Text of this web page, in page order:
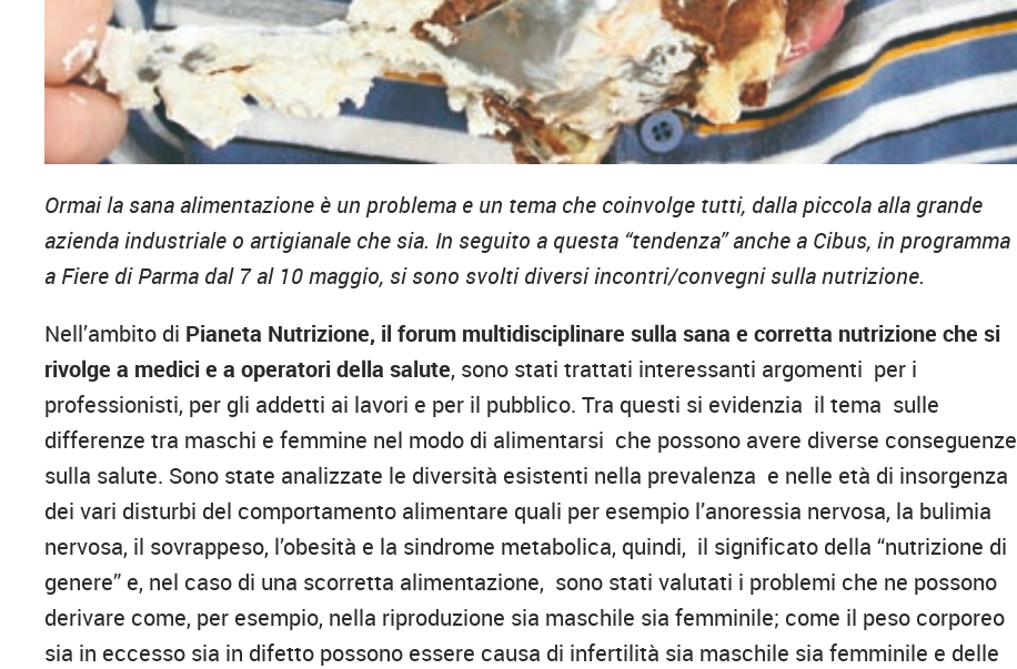
Ormai la sana alimentazione è un problema e un tema che coinvolge tutti, dalla piccola alla grande
azienda industriale o artigianale che sia. In seguito a questa “tendenza” anche a Cibus, in programma
a Fiere di Parma dal 7 al 10 maggio, si sono svolti diversi incontri/convegni sulla nutrizione.
Nell’ambito di Pianeta Nutrizione, il forum multidisciplinare sulla sana e corretta nutrizione che si
rivolge a medici e a operatori della salute, sono stati trattati interessanti argomenti per i
professionisti, per gli addetti ai lavori e per il pubblico. Tra questi si evidenzia il tema sulle
differenze tra maschi e femmine nel modo di alimentarsi che possono avere diverse conseguenze
sulla salute. Sono state analizzate le diversità esistenti nella prevalenza e nelle età di insorgenza
dei vari disturbi del comportamento alimentare quali per esempio l’anoressia nervosa, la bulimia
nervosa, il sovrappeso, l’obesità e la sindrome metabolica, quindi, il significato della “nutrizione di
genere” e, nel caso di una scorretta alimentazione, sono stati valutati i problemi che ne possono
derivare come, per esempio, nella riproduzione sia maschile sia femminile; come il peso corporeo
sia in eccesso sia in difetto possono essere causa di infertilità sia maschile sia femminile e delle